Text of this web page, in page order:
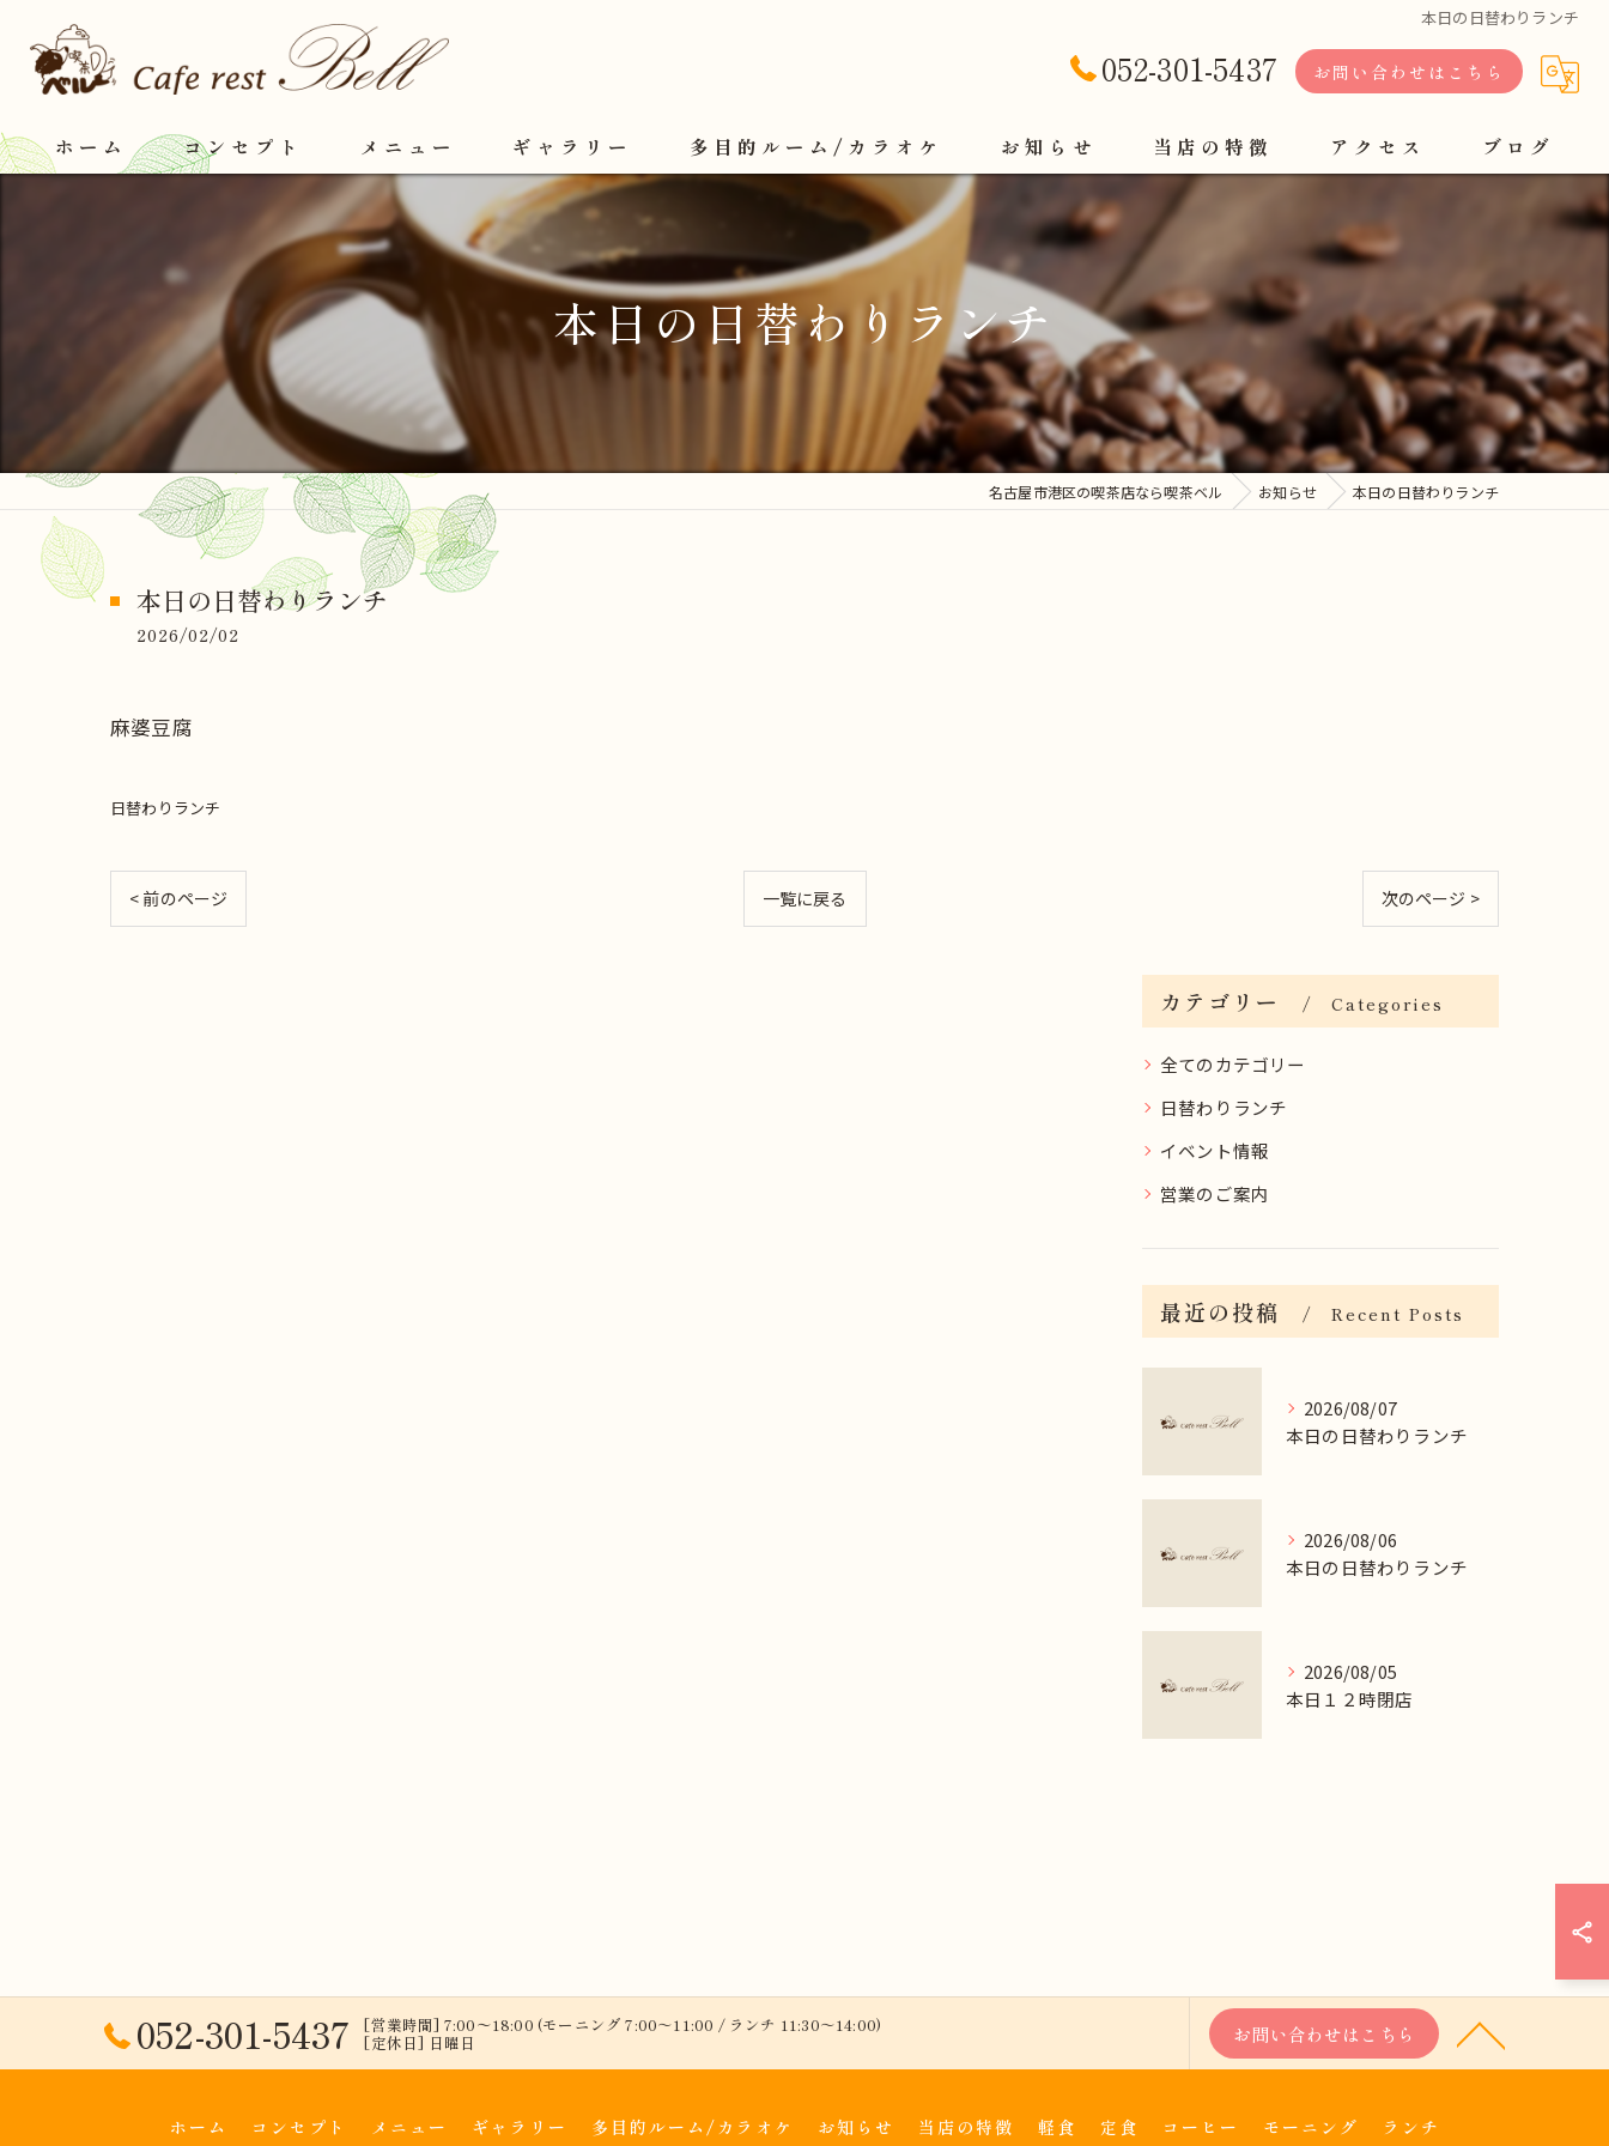
本日の日替わりランチ
052-301-5437 お問い合わせはこちら
ホーム コンセプト メニュー ギャラリー 多目的ルーム/カラオケ お知らせ 当店の特徴
軽食
コーヒー
モーニング
ランチ
アクセス ブログ
本日の日替わりランチ
名古屋市港区の喫茶店なら喫茶ベル お知らせ 本日の日替わりランチ
本日の日替わりランチ
2026/02/02
麻婆豆腐
日替わりランチ
< 前のページ 一覧に戻る 次のページ >
カテゴリー Categories
全てのカテゴリー
日替わりランチ
イベント情報
営業のご案内
最近の投稿 Recent Posts
2026/08/07
本日の日替わりランチ
2026/08/06
本日の日替わりランチ
2026/08/05
本日１２時閉店
052-301-5437 [営業時間] 7:00〜18:00 (モーニング 7:00～11:00 / ランチ 11:30～14:00)
[定休日] 日曜日 お問い合わせはこちら
ホーム コンセプト メニュー ギャラリー 多目的ルーム/カラオケ お知らせ 当店の特徴 軽食 定食 コーヒー モーニング ランチ